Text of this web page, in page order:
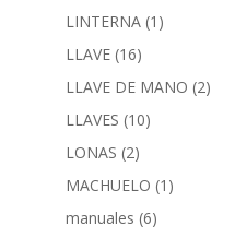
LINTERNA (1)
LLAVE (16)
LLAVE DE MANO (2)
LLAVES (10)
LONAS (2)
MACHUELO (1)
manuales (6)